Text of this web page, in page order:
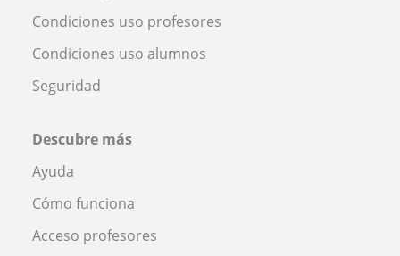
Condiciones uso profesores
Condiciones uso alumnos
Seguridad
Descubre más
Ayuda
Cómo funciona
Acceso profesores